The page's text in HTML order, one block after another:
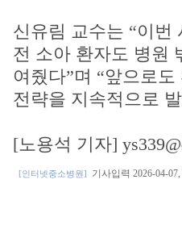
신유림 교수는 “이번
전 소아 환자도 병원
여줬다”며 “앞으로
전략을 지속적으로
[노용석 기자]
[인터넷중소병원] 기사입력 2026-04-07,